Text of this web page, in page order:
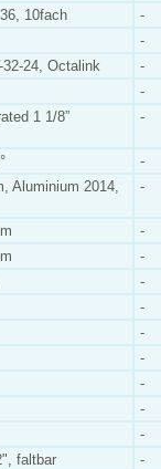
10fach
-
-
24, Octalink
-
-
1 1/8”
-
-
Aluminium 2014,
-
-
-
-
-
-
-
-
-
-
faltbar
-